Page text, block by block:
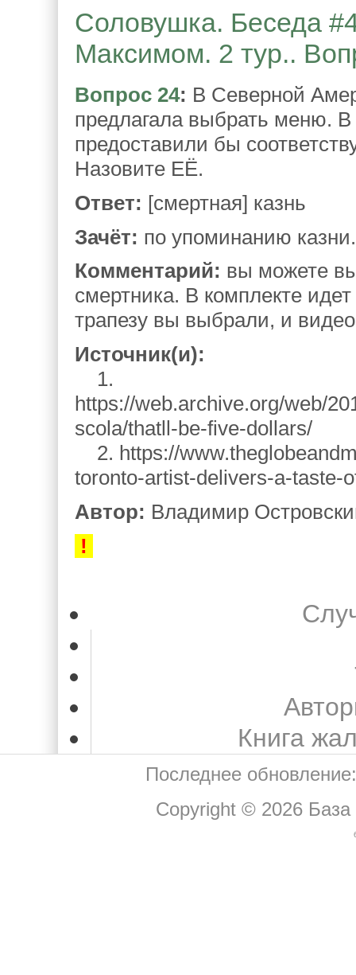
Соловушка. Беседа
Максимом. 2 тур..
Вопрос 24: В Северной
предлагала выбрать меню.
предоставили бы
Назовите ЕЁ.
Ответ: [смертная] казнь
Зачёт: по упоминанию казни.
Комментарий: вы можете
смертника. В комплекте
трапезу вы выбрали, и видео
Источник(и):
1.
https://web.archive.org/web/
scola/thatll-be-five-dollars/
2. https://
toronto-artist-delivers-a-taste-
Автор: Владимир
!
Книга
Последнее
Copyright © 2026 База